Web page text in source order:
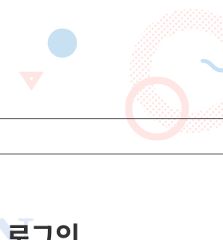
실습학기제
국내현장실습
해외현장실습
비학점인정과정